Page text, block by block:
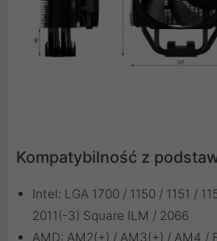
Kompatybilność z
Intel: LGA 1700 / 1150 / 1151 /
2011(-3) Square ILM / 2066
AMD: AM2(+) / AM3(+) / AM4 /